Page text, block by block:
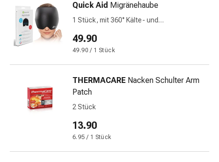
Netzverbände
Verbandsmaterial
Verbrennungen
Sonnenbrand
Verbandwechsel-
Sets
Wundsprays
Wundverschlussstreifen
Quick Aid Migränehaube
1 Stück, mit 360° Kälte- und
49.90
49.90 / 1 Stück
THERMACARE Nacken Schulter Arm
Patch
2 Stück
13.90
6.95 / 1 Stück